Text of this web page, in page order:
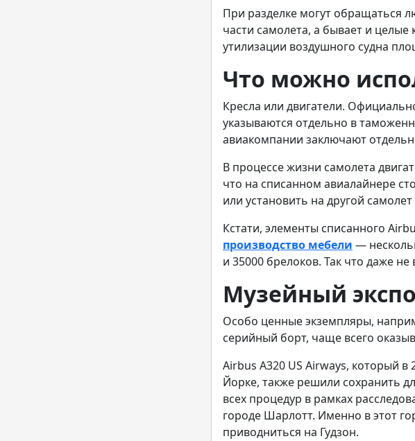
При разделке могут обращаться
части самолета, а бывает и
утилизации воздушного судна
Что можно
Кресла или двигатели.
указываются отдельно в
авиакомпании заключают
В процессе жизни самолета
что на списанном авиалайнере
или установить на другой
Кстати, элементы списанного
производство мебели —
и 35000 брелоков. Так что даже
Музейный
Особо ценные экземпляры,
серийный борт, чаще всего
Airbus A320 US Airways, который в
Йорке, также решили сохранить
всех процедур в рамках
городе Шарлотт. Именно в этот
приводниться на Гудзон.